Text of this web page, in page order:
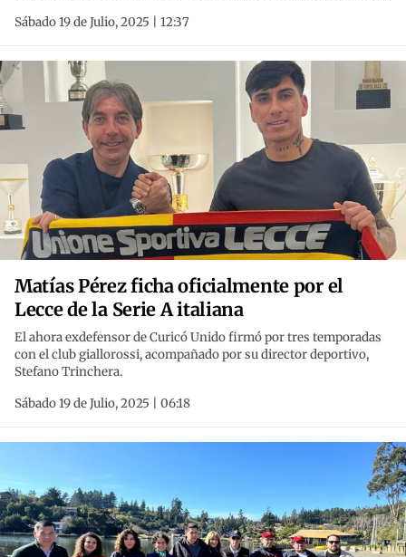
Sábado 19 de Julio, 2025 | 12:37
Matías Pérez ficha oficialmente por el
Lecce de la Serie A italiana
El ahora exdefensor de Curicó Unido firmó por tres temporadas
con el club giallorossi, acompañado por su director deportivo,
Stefano Trinchera.
Sábado 19 de Julio, 2025 | 06:18